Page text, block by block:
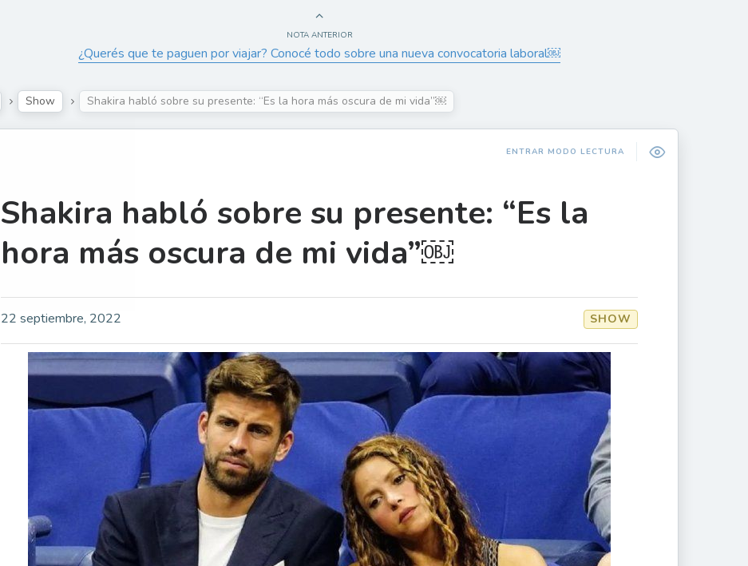
NOTA ANTERIOR
¿Querés que te paguen por viajar? Conocé todo sobre una nueva convocatoria laboral￼
Show Shakira habló sobre su presente: “Es la hora más oscura de mi vida”￼
ENTRAR MODO LECTURA
Shakira habló sobre su presente: “Es la
hora más oscura de mi vida”￼
22 septiembre, 2022 SHOW